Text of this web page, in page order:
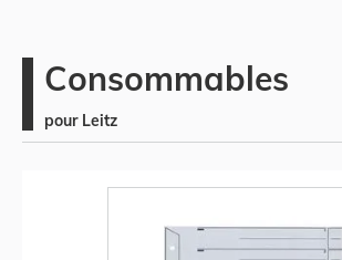
Consommables
pour Leitz